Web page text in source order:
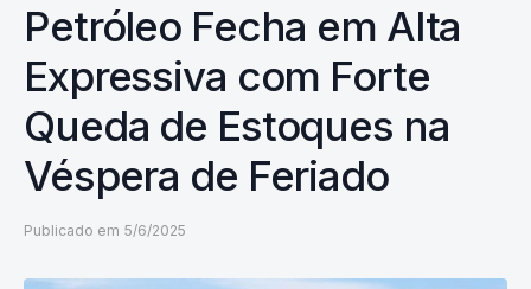
Petróleo Fecha em Alta
Expressiva com Forte
Queda de Estoques na
Véspera de Feriado
Publicado em 5/6/2025